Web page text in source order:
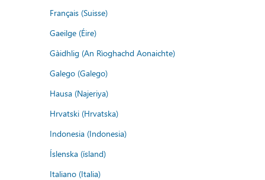
Français (Suisse)
Gaeilge (Éire)
Gàidhlig (An Rìoghachd Aonaichte)
Galego (Galego)
Hausa (Najeriya)
Hrvatski (Hrvatska)
Indonesia (Indonesia)
Íslenska (ísland)
Italiano (Italia)